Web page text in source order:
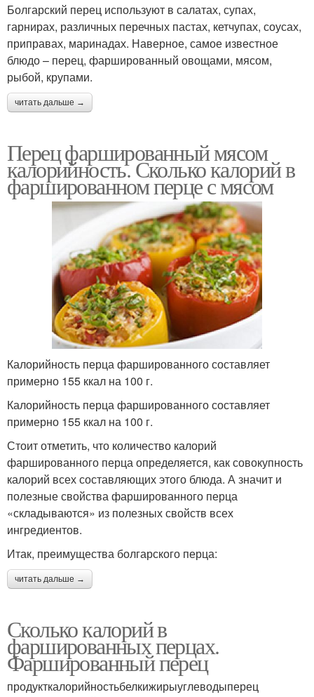
Болгарский перец используют в салатах, супах,
гарнирах, различных перечных пастах, кетчупах, соусах,
приправах, маринадах. Наверное, самое известное
блюдо – перец, фаршированный овощами, мясом,
рыбой, крупами.
читать дальше →
Перец фаршированный мясом
калорийность. Сколько калорий в
фаршированном перце с мясом
Калорийность перца фаршированного составляет
примерно 155 ккал на 100 г.
Калорийность перца фаршированного составляет
примерно 155 ккал на 100 г.
Стоит отметить, что количество калорий
фаршированного перца определяется, как совокупность
калорий всех составляющих этого блюда. А значит и
полезные свойства фаршированного перца
«складываются» из полезных свойств всех
ингредиентов.
Итак, преимущества болгарского перца:
читать дальше →
Сколько калорий в
фаршированных перцах.
Фаршированный перец
продукткалорийностьбелкижирыуглеводыперец